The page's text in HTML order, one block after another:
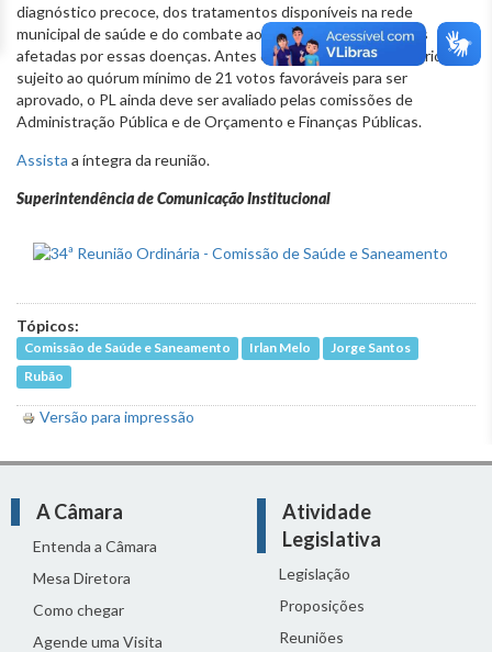
diagnóstico precoce, dos tratamentos disponíveis na rede
municipal de saúde e do combate ao preconceito às pessoas
afetadas por essas doenças. Antes de ir à votação em Plenário,
sujeito ao quórum mínimo de 21 votos favoráveis para ser
aprovado, o PL ainda deve ser avaliado pelas comissões de
Administração Pública e de Orçamento e Finanças Públicas.
Assista a íntegra da reunião.
Superintendência de Comunicação Institucional
Tópicos:
Comissão de Saúde e Saneamento Irlan Melo
Jorge Santos
Rubão
Versão para impressão
A Câmara
Entenda a Câmara
Mesa Diretora
Como chegar
Agende uma Visita
Atividade
Legislativa
Legislação
Proposições
Reuniões